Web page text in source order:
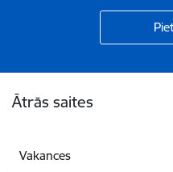
Ātrās saites
Vakances